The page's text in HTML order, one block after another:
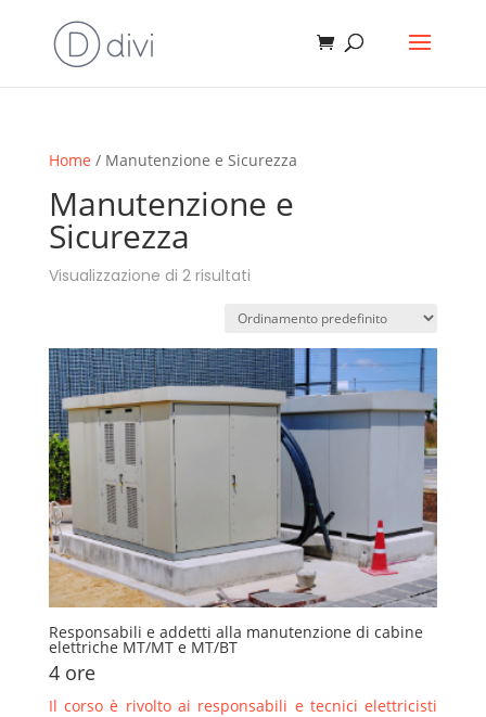
Home / Manutenzione e Sicurezza
Manutenzione e
Sicurezza
Visualizzazione di 2 risultati
Responsabili e addetti alla manutenzione di cabine
elettriche MT/MT e MT/BT
4 ore
Il corso è rivolto ai responsabili e tecnici elettricisti